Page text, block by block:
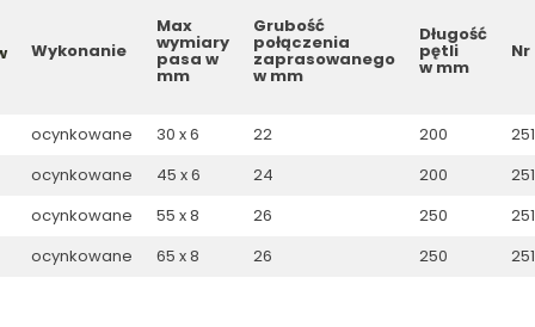
Wykonanie
Max
wymiary
pasa w
mm
Grubość
połączenia
zaprasowanego
w mm
Długość
pętli
w mm
ocynkowane 30 x 6 22 200
ocynkowane
45 x 6 24 200
ocynkowane
55 x 8 26 250
ocynkowane
65 x 8 26 250